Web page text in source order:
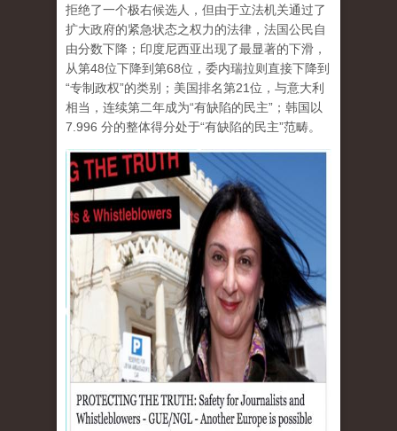
拒绝了一个极右候选人，但由于立法机关通过了
扩大政府的紧急状态之权力的法律，法国公民自
由分数下降；印度尼西亚出现了最显著的下滑，
从第48位下降到第68位，委内瑞拉则直接下降到
“专制政权”的类别；美国排名第21位，与意大利
相当，连续第二年成为“有缺陷的民主”；韩国以
7.996 分的整体得分处于“有缺陷的民主”范畴。